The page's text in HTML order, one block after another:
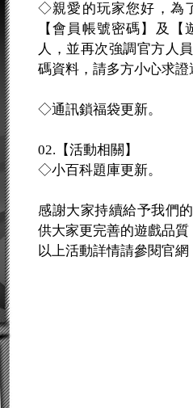
◇親愛的玩家您好，為
【會員帳號密碼】及
人，並再次強調官方人
碼資料，請多方小心求
◇通訊鎖福袋更新。
02.【活動相關】
◇小百科題庫更新。
感謝大家持續給予我們
供大家更完善的遊戲品質
以上活動詳情請參閱官網